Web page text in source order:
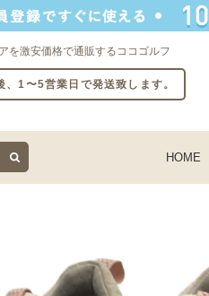
を激安価格で通販するココゴルフ
、1〜5営業日で発送致します。
HOME